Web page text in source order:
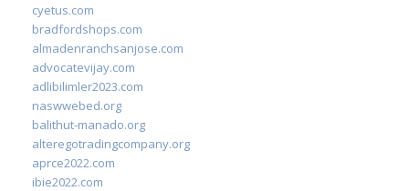
cyetus.com
bradfordshops.com
almadenranchsanjose.com
advocatevijay.com
adlibilimler2023.com
naswwebed.org
balithut-manado.org
alteregotradingcompany.org
aprce2022.com
ibie2022.com